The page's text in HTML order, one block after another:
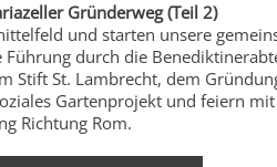
Gründerweg (Teil 2)
und starten unsere
durch die
Stift St. Lambrecht, dem
Gartenprojekt und feiern
Richtung Rom.